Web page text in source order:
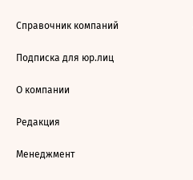
Справочник компаний
Подписка для юр.лиц
О компании
Редакция
Менеджмент